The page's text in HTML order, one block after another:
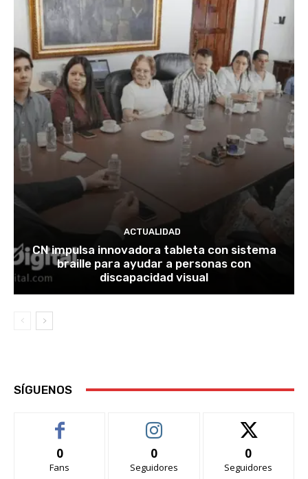
ACTUALIDAD
CN impulsa innovadora tableta con sistema
braille para ayudar a personas con
discapacidad visual
SÍGUENOS
0
Fans
0
Seguidores
0
Seguidores